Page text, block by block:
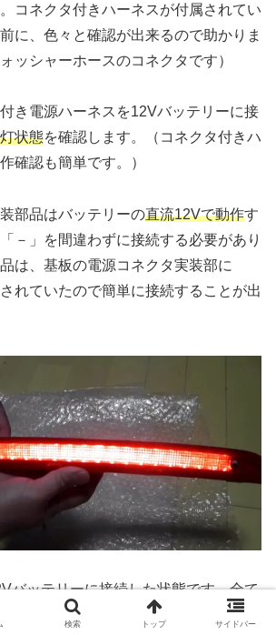
コネクタ付きハーネスが付属されてい
に、色々と確認が出来るので助かりま
ッシャーホースのコネクタです）
き電源ハーネスを12Vバッテリーに接
状態を確認します。（コネクタ付きハ
確認も簡単です。）
部品はバッテリーの直流12Vで動作す
－」を間違わずに接続する必要があり
は、基板の電源コネクタ実装部に
れていたので簡単に接続することが出
バッテリーに接続した状態です。全て
とが確認出来ました。今回の部品交換
検索 トップ サイドバー